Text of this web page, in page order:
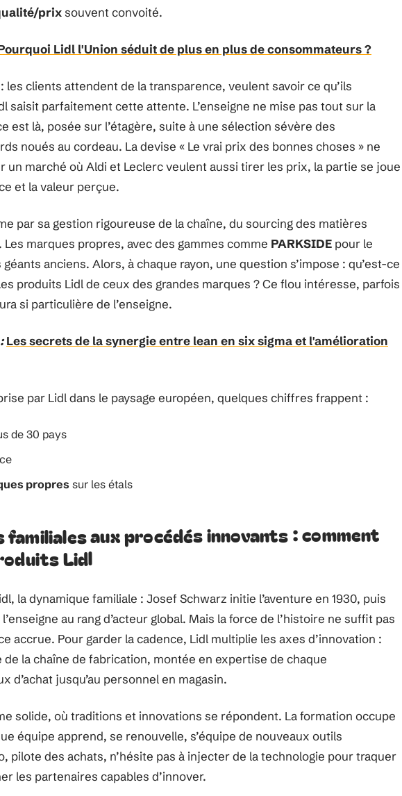
prixsouvent convoité.
Lidl l'Union séduit de plus en plus de consommateurs ?
les clients attendent de la transparence, veulent savoir ce qu’ils
saisit parfaitement cette attente. L’enseigne ne mise pas tout sur la
est là, posée sur l’étagère, suite à une sélection sévère des
noués au cordeau. La devise « Le vrai prix des bonnes choses » ne
un marché où Aldi et Leclerc veulent aussi tirer les prix, la partie se joue
et la valeur perçue.
par sa gestion rigoureuse de la chaîne, du sourcing des matières
marques propres, avec des gammes comme PARKSIDE pour le
anciens. Alors, à chaque rayon, une question s’impose : qu’est-ce
produits Lidl de ceux des grandes marques ? Ce flou intéresse, parfois
si particulière de l’enseigne.
Les secrets de la synergie entre lean en six sigma et l'amélioration
par Lidl dans le paysage européen, quelques chiffres frappent :
de 30 pays
propres sur les étals
aux procédés innovants : comment
Lidl
la dynamique familiale : Josef Schwarz initie l’aventure en 1930, puis
au rang d’acteur global. Mais la force de l’histoire ne suffit pas
accrue. Pour garder la cadence, Lidl multiplie les axes d’innovation :
la chaîne de fabrication, montée en expertise de chaque
d’achat jusqu’au personnel en magasin.
solide, où traditions et innovations se répondent. La formation occupe
équipe apprend, se renouvelle, s’équipe de nouveaux outils
pilote des achats, n’hésite pas à injecter de la technologie pour traquer
les partenaires capables d’innover.